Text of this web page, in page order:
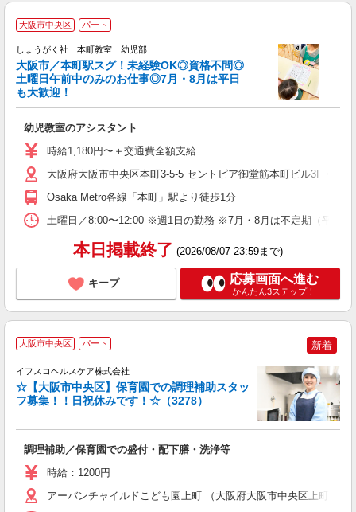
大阪市中央区 パート
しょうがく社 本町教室 幼児部
大阪市／本町駅スグ！未経験OK◎資格不問◎
土曜日午前中のみのお仕事◎7月・8月は平日
も大歓迎！
幼児教室のアシスタント
時給1,180円〜＋交通費全額支給
大阪府大阪市中央区本町3-5-5 セントピア御堂筋本町ビル3F・4F
Osaka Metro各線「本町」駅より徒歩1分
土曜日／8:00〜12:00 ※週1日の勤務 ※7月・8月は不定期（平日
本日掲載終了 (2026/08/07 23:59まで)
キープ 応募画面へ進む
かんたん3ステップ！
大阪市中央区 パート 新着
イフスコヘルスケア株式会社
☆【大阪市中央区】保育園での調理補助スタッ
フ募集！！日祝休みです！☆（3278）
調理補助／保育園での盛付・配下膳・洗浄等
時給：1200円
アーバンチャイルドこども園上町 （大阪府大阪市中央区上町１－